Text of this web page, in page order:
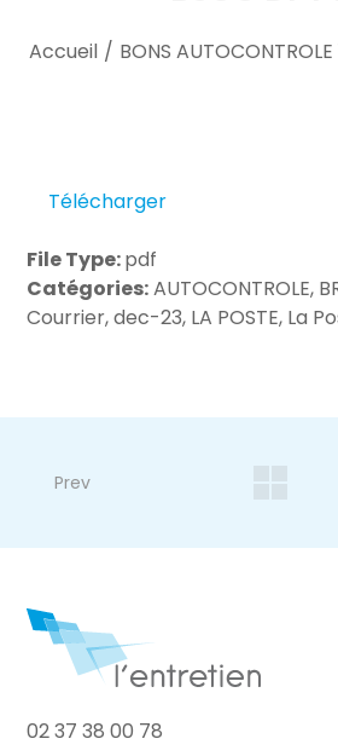
Accueil / BONS
Télécharger
File Type:pdf
Catégories:AUTOCONTROLE,
Courrier, dec-23, LA POSTE, La
Prev
02 37 38 00 78